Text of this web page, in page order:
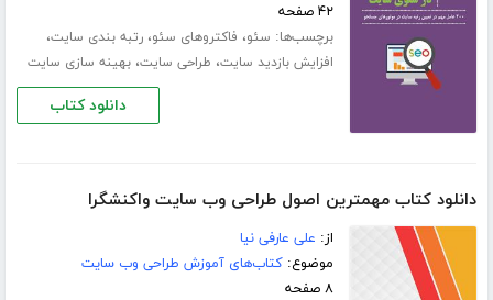
۴۲ صفحه
برچسب‌ها: سئو، فاکتروهای سئو،رتبه بندی سایت،
افزایش بازدید سایت، طراحی سایت،بهینه سازی سایت
دانلود کتاب
دانلود کتاب مهمترین اصول طراحی وب سایت واکنشگرا
از: علی عارفی نیا
موضوع:کتاب‌های آموزش طراحی وب سایت
۸ صفحه